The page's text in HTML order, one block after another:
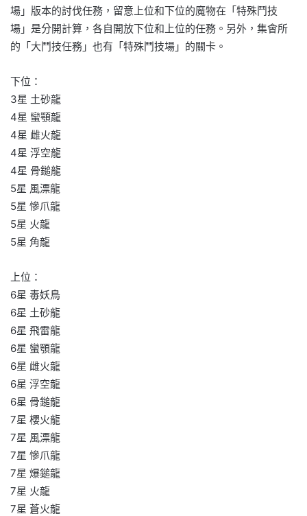
場」版本的討伐任務，留意上位和下位的魔物在「特殊鬥技
場」是分開計算，各自開放下位和上位的任務。另外，集會所
的「大鬥技任務」也有「特殊鬥技場」的關卡。
下位：
3星 土砂龍
4星 蠻顎龍
4星 雌火龍
4星 浮空龍
4星 骨鎚龍
5星 風漂龍
5星 慘爪龍
5星 火龍
5星 角龍
上位：
6星 毒妖鳥
6星 土砂龍
6星 飛雷龍
6星 蠻顎龍
6星 雌火龍
6星 浮空龍
6星 骨鎚龍
7星 櫻火龍
7星 風漂龍
7星 慘爪龍
7星 爆鎚龍
7星 火龍
7星 蒼火龍